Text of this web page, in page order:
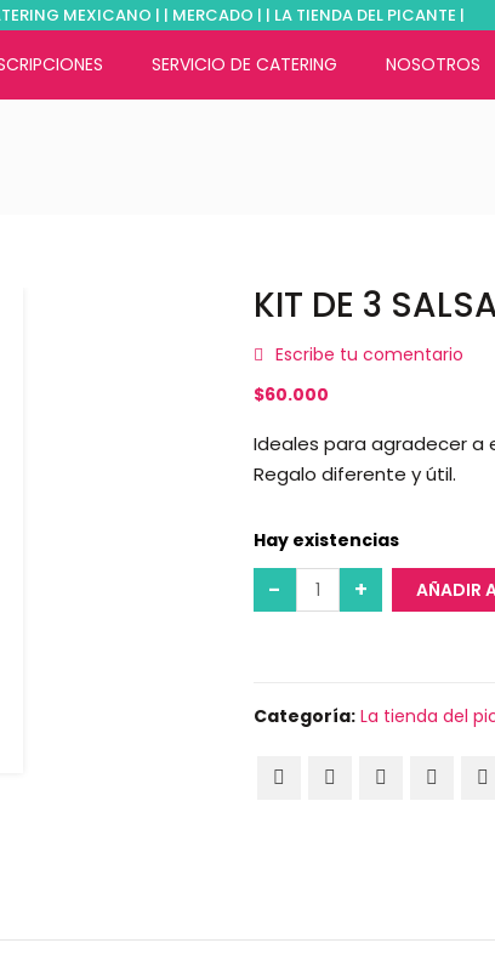
MEXICANO | | MERCADO | | LA TIENDA DEL PICANTE |
SERVICIO DE CATERING NOSOTROS
KIT DE 3
Escribe tu comentario
$60.000
Ideales para agradecer a
Regalo diferente y útil.
Hay existencias
AÑADIR
Categoría: La tienda del